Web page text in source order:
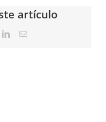
artículo
LinkedInCorreo